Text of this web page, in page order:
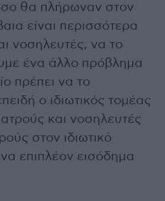
θα πλήρωναν στον
είναι περισσότερα
νοσηλευτές, να το
ένα άλλο πρόβλημα
πρέπει να το
ο ιδιωτικός τομέας
και νοσηλευτές
στον ιδιωτικό
επιπλέον εισόδημα